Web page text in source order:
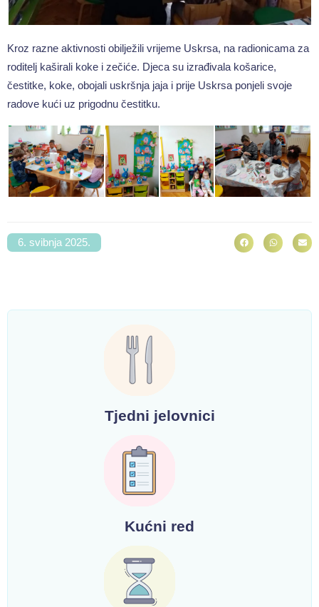
Kroz razne aktivnosti obilježili vrijeme Uskrsa, na radionicama za
roditelj kaširali koke i zečiće. Djeca su izrađivala košarice,
čestitke, koke, obojali uskršnja jaja i prije Uskrsa ponjeli svoje
radove kući uz prigodnu čestitku.
6. svibnja 2025.
Tjedni jelovnici
Kućni red